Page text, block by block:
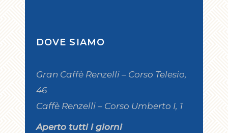
DOVE SIAMO
Gran Caffè Renzelli – Corso Telesio,
46
Caffè Renzelli – Corso Umberto I, 1
Aperto tutti i giorni